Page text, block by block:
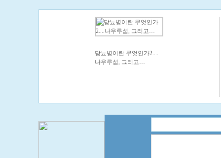
당뇨병이란 무엇인가2....
나우루섬, 그리고…